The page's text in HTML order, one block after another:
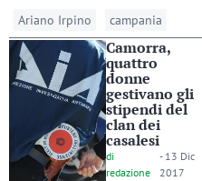
Ariano Irpino
campania
Camorra,
quattro
donne
gestivano gli
stipendi del
clan dei
casalesi
di
redazione
- 13 Dic
2017